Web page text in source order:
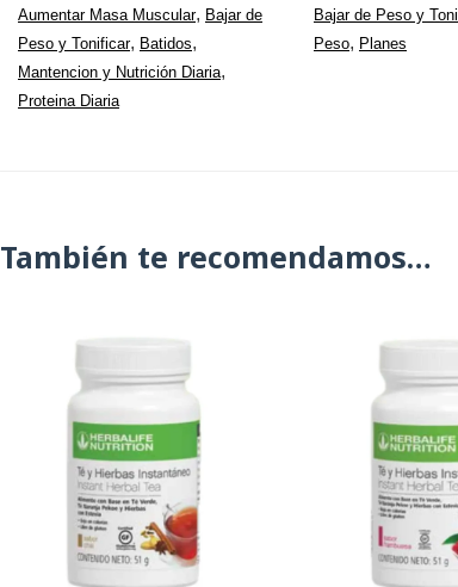
Aumentar Masa Muscular, Bajar de
Peso y Tonificar, Batidos,
Mantencion y Nutrición Diaria,
Proteina Diaria
Bajar de Peso y
Peso, Planes
También te recomendamos…